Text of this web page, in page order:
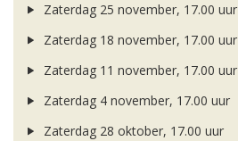
Zaterdag 25 november, 17.00 uur
Zaterdag 18 november, 17.00 uur
Zaterdag 11 november, 17.00 uur
Zaterdag 4 november, 17.00 uur
Zaterdag 28 oktober, 17.00 uur